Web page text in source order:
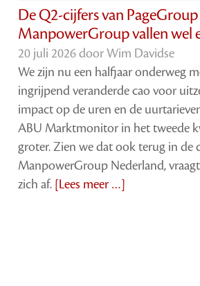
De Q2-cijfers van
ManpowerGroup vallen wel
20 juli 2026 doorWim Davidse
We zijn nu een halfjaar onderweg
ingrijpend veranderde cao voor
impact op de uren en de
ABU Marktmonitor in het tweede
groter. Zien we dat ook terug in de
ManpowerGroup Nederland,
zich af. [Lees meer …]